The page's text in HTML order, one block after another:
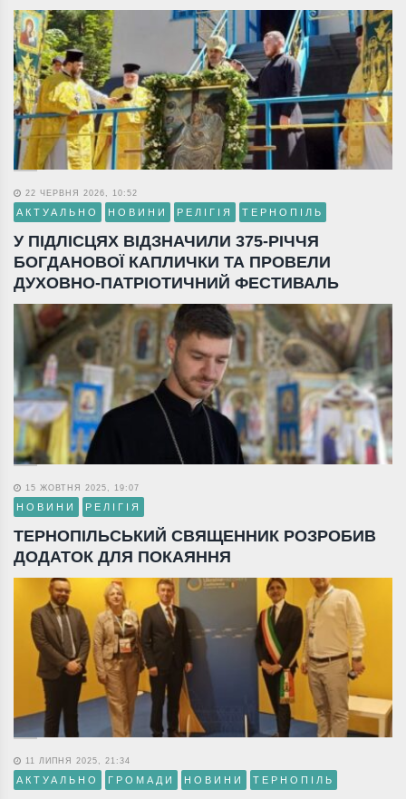
22 ЧЕРВНЯ 2026, 10:52
АКТУАЛЬНО НОВИНИ РЕЛІГІЯ ТЕРНОПІЛЬ
У ПІДЛІСЦЯХ ВІДЗНАЧИЛИ 375-РІЧЧЯ
БОГДАНОВОЇ КАПЛИЧКИ ТА ПРОВЕЛИ
ДУХОВНО-ПАТРІОТИЧНИЙ ФЕСТИВАЛЬ
15 ЖОВТНЯ 2025, 19:07
НОВИНИ РЕЛІГІЯ
ТЕРНОПІЛЬСЬКИЙ СВЯЩЕННИК РОЗРОБИВ
ДОДАТОК ДЛЯ ПОКАЯННЯ
11 ЛИПНЯ 2025, 21:34
АКТУАЛЬНО ГРОМАДИ НОВИНИ ТЕРНОПІЛЬ